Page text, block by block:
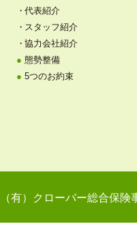
代表紹介
スタッフ紹介
協力会社紹介
態勢整備
5つのお約束
（有）クローバー総合保険